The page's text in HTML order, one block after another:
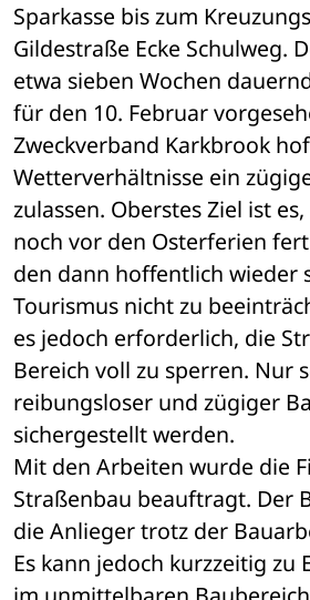
Sparkasse bis zum
Gildestraße Ecke Schulweg.
etwa sieben Wochen
für den 10. Februar
Zweckverband Karkbrook
Wetterverhältnisse ein
zulassen. Oberstes Ziel ist
noch vor den Osterferien
den dann hoffentlich wieder
Tourismus nicht zu
es jedoch erforderlich, die
Bereich voll zu sperren. Nur
reibungsloser und zügiger
sichergestellt werden.
Mit den Arbeiten wurde die
Straßenbau beauftragt. Der
die Anlieger trotz der
Es kann jedoch kurzzeitig zu